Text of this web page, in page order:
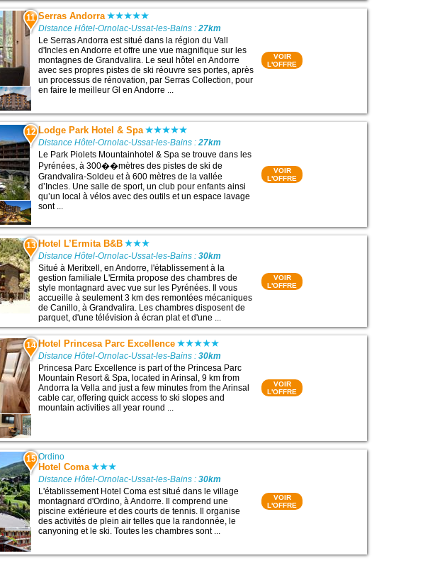
11 Serras Andorra
Distance Hôtel-Ornolac-Ussat-les-Bains :27km
Le Serras Andorra est situé dans la région du Vall
d'Incles en Andorre et offre une vue magnifique sur les
montagnes de Grandvalira. Le seul hôtel en Andorre
avec ses propres pistes de ski réouvre ses portes, après
un processus de rénovation, par Serras Collection, pour
en faire le meilleur Gl en Andorre ...
VOIR
L'OFFRE
12 Lodge Park Hotel & Spa
Distance Hôtel-Ornolac-Ussat-les-Bains :27km
Le Park Piolets Mountainhotel & Spa se trouve dans les
Pyrénées, à 300��mètres des pistes de ski de
Grandvalira-Soldeu et à 600 mètres de la vallée
d’Incles. Une salle de sport, un club pour enfants ainsi
qu’un local à vélos avec des outils et un espace lavage
sont ...
VOIR
L'OFFRE
13 Hotel L’Ermita B&B
Distance Hôtel-Ornolac-Ussat-les-Bains :30km
Situé à Meritxell, en Andorre, l'établissement à la
gestion familiale L'Ermita propose des chambres de
style montagnard avec vue sur les Pyrénées. Il vous
accueille à seulement 3 km des remontées mécaniques
de Canillo, à Grandvalira. Les chambres disposent de
parquet, d'une télévision à écran plat et d'une ...
VOIR
L'OFFRE
14 Hotel Princesa Parc Excellence
Distance Hôtel-Ornolac-Ussat-les-Bains :30km
Princesa Parc Excellence is part of the Princesa Parc
Mountain Resort & Spa, located in Arinsal, 9 km from
Andorra la Vella and just a few minutes from the Arinsal
cable car, offering quick access to ski slopes and
mountain activities all year round ...
VOIR
L'OFFRE
15 Ordino
Hotel Coma
Distance Hôtel-Ornolac-Ussat-les-Bains :30km
L'établissement Hotel Coma est situé dans le village
montagnard d'Ordino, à Andorre. Il comprend une
piscine extérieure et des courts de tennis. Il organise
des activités de plein air telles que la randonnée, le
canyoning et le ski. Toutes les chambres sont ...
VOIR
L'OFFRE